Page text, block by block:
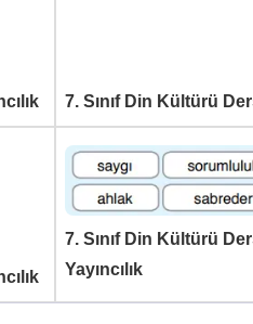
7. Sınıf Din Kültürü
7. Sınıf Din Kültürü
Yayıncılık